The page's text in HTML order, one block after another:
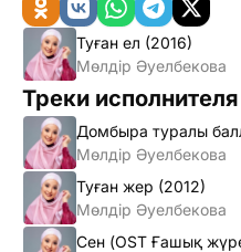
Туған ел (2016)
Мөлдір Әуелбекова
Треки исполнителя
Домбыра туралы
Мөлдiр Әуелбекова
Туған жер (2012)
Мөлдiр Әуелбекова